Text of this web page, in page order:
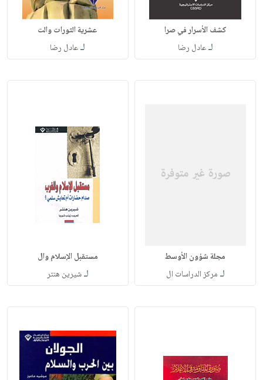
كشف الأسرار في صرا
لـعادل رضا
عشرية الثورات والت
لـعادل رضا
مجلة شؤون الأوسط
لـ مركز الدراسات ال
مستقبل الإسلام وال
لـشيرين هنتر